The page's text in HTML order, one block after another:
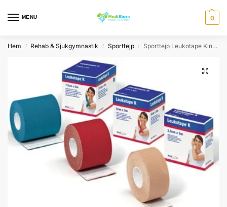
MENU 0
Hem / Rehab & Sjukgymnastik / Sporttejp / Sporttejp Leukotape Kinesiology Tape